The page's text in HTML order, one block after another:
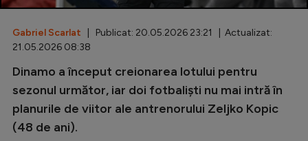
Diverse
Inedit
Gabriel Scarlat | Publicat: 20.05.2026 23:21 | Actualizat:
21.05.2026 08:38
Dinamo a început creionarea lotului pentru
sezonul următor, iar doi fotbaliști nu mai intră în
planurile de viitor ale antrenorului Zeljko Kopic
(48 de ani).